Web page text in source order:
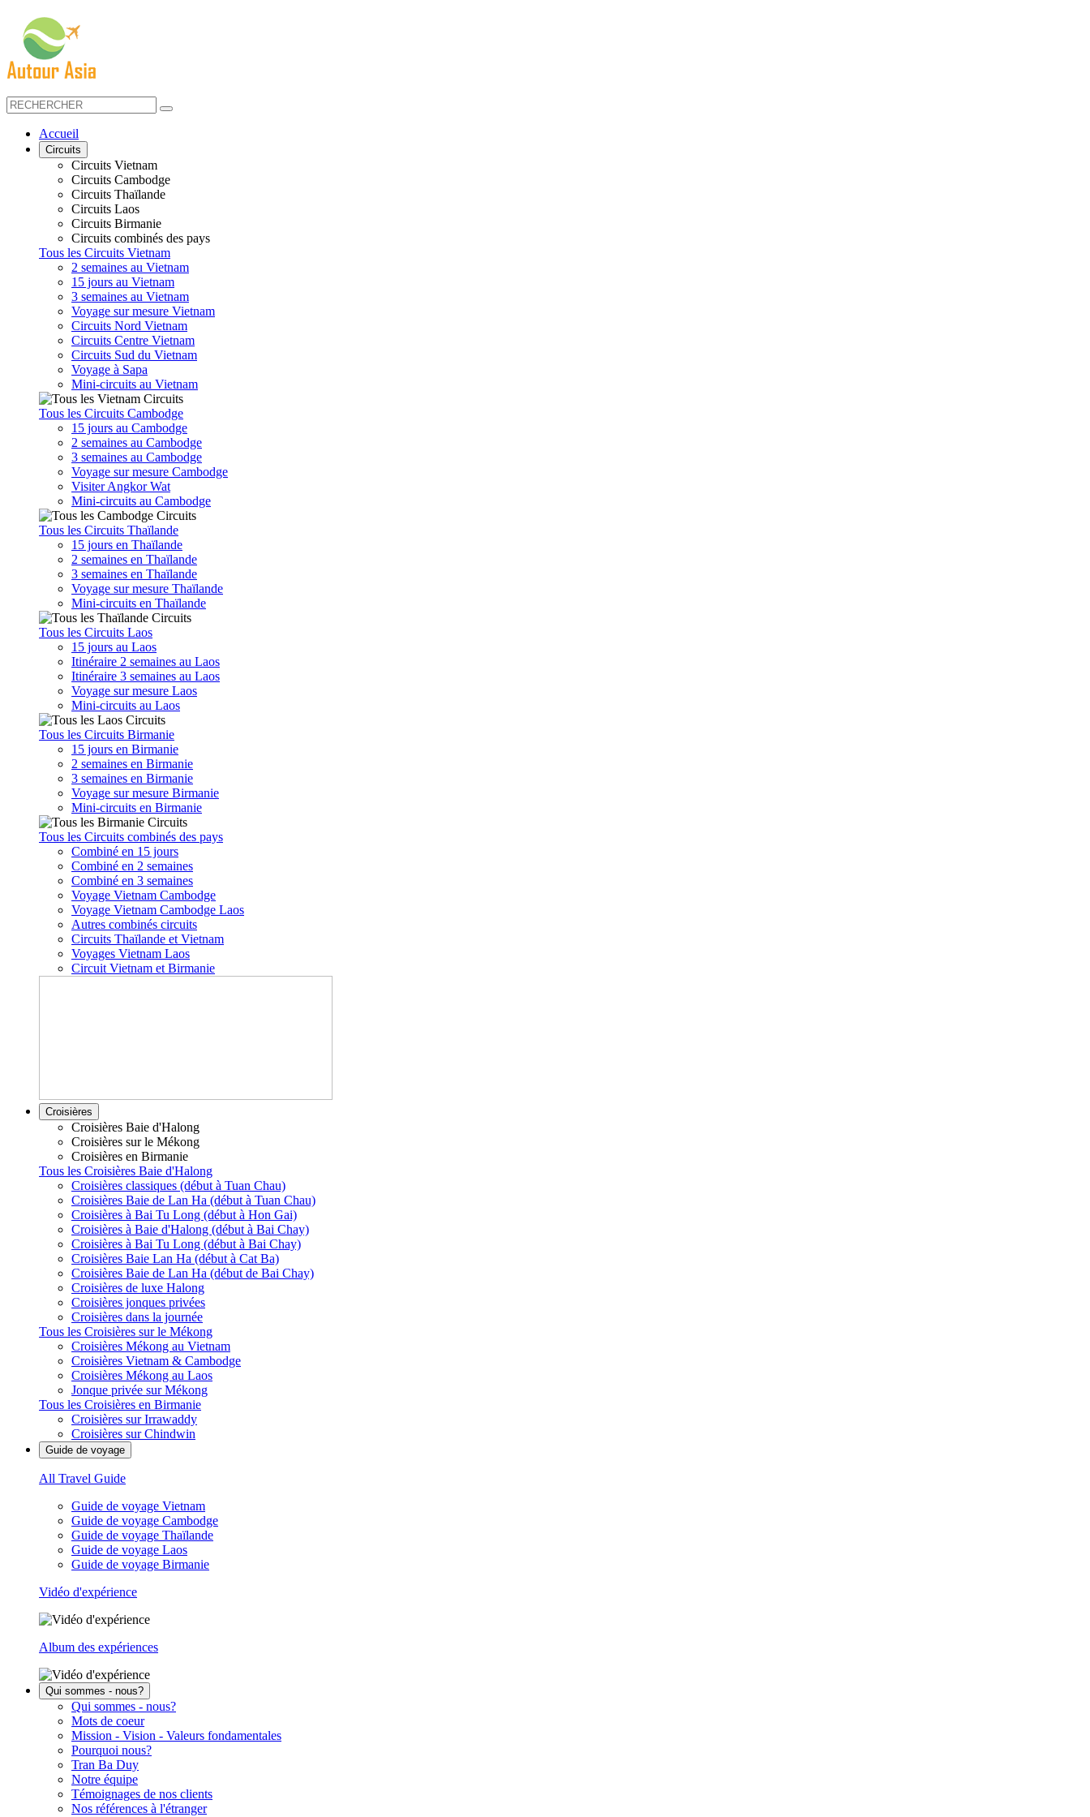
Accueil
Circuits
Circuits Vietnam
Circuits Cambodge
Circuits Thaïlande
Circuits Laos
Circuits Birmanie
Circuits combinés des pays
Tous les Circuits Vietnam
2 semaines au Vietnam
15 jours au Vietnam
3 semaines au Vietnam
Voyage sur mesure Vietnam
Circuits Nord Vietnam
Circuits Centre Vietnam
Circuits Sud du Vietnam
Voyage à Sapa
Mini-circuits au Vietnam
Tous les Circuits Cambodge
15 jours au Cambodge
2 semaines au Cambodge
3 semaines au Cambodge
Voyage sur mesure Cambodge
Visiter Angkor Wat
Mini-circuits au Cambodge
Tous les Circuits Thaïlande
15 jours en Thaïlande
2 semaines en Thaïlande
3 semaines en Thaïlande
Voyage sur mesure Thaïlande
Mini-circuits en Thaïlande
Tous les Circuits Laos
15 jours au Laos
Itinéraire 2 semaines au Laos
Itinéraire 3 semaines au Laos
Voyage sur mesure Laos
Mini-circuits au Laos
Tous les Circuits Birmanie
15 jours en Birmanie
2 semaines en Birmanie
3 semaines en Birmanie
Voyage sur mesure Birmanie
Mini-circuits en Birmanie
Tous les Circuits combinés des pays
Combiné en 15 jours
Combiné en 2 semaines
Combiné en 3 semaines
Voyage Vietnam Cambodge
Voyage Vietnam Cambodge Laos
Autres combinés circuits
Circuits Thaïlande et Vietnam
Voyages Vietnam Laos
Circuit Vietnam et Birmanie
Croisières
Croisières Baie d'Halong
Croisières sur le Mékong
Croisières en Birmanie
Tous les Croisières Baie d'Halong
Croisières classiques (début à Tuan Chau)
Croisières Baie de Lan Ha (début à Tuan Chau)
Croisières à Bai Tu Long (début à Hon Gai)
Croisières à Baie d'Halong (début à Bai Chay)
Croisières à Bai Tu Long (début à Bai Chay)
Croisières Baie Lan Ha (début à Cat Ba)
Croisières Baie de Lan Ha (début de Bai Chay)
Croisières de luxe Halong
Croisières jonques privées
Croisières dans la journée
Tous les Croisières sur le Mékong
Croisières Mékong au Vietnam
Croisières Vietnam & Cambodge
Croisières Mékong au Laos
Jonque privée sur Mékong
Tous les Croisières en Birmanie
Croisières sur Irrawaddy
Croisières sur Chindwin
Guide de voyage
All Travel Guide
Guide de voyage Vietnam
Guide de voyage Cambodge
Guide de voyage Thaïlande
Guide de voyage Laos
Guide de voyage Birmanie
Vidéo d'expérience
Album des expériences
Qui sommes - nous?
Qui sommes - nous?
Mots de coeur
Mission - Vision - Valeurs fondamentales
Pourquoi nous?
Tran Ba Duy
Notre équipe
Témoignages de nos clients
Nos références à l'étranger